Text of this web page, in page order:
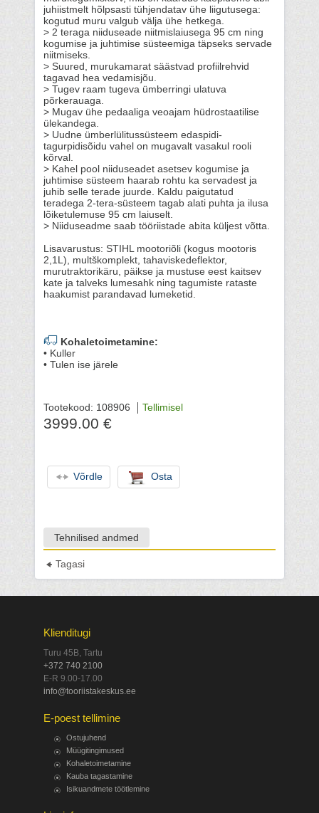
juhiistmelt hõlpsasti tühjendatav ühe liigutusega:
kogutud muru valgub välja ühe hetkega.
> 2 teraga niiduseade niitmislaiusega 95 cm ning
kogumise ja juhtimise süsteemiga täpseks servade
niitmiseks.
> Suured, murukamarat säästvad profiilrehvid
tagavad hea vedamisjõu.
> Tugev raam tugeva ümberringi ulatuva
põrkerauaga.
> Mugav ühe pedaaliga veoajam hüdrostaatilise
ülekandega.
> Uudne ümberlülitussüsteem edaspidi-
tagurpidisõidu vahel on mugavalt vasakul rooli
kõrval.
> Kahel pool niiduseadet asetsev kogumise ja
juhtimise süsteem haarab rohtu ka servadest ja
juhib selle terade juurde. Kaldu paigutatud
teradega 2-tera-süsteem tagab alati puhta ja ilusa
lõiketulemuse 95 cm laiuselt.
> Niiduseadme saab tööriistade abita küljest võtta.
Lisavarustus: STIHL mootoriõli (kogus mootoris
2,1L), multškomplekt, tahaviskedeflektor,
murutraktorikäru, päikse ja mustuse eest kaitsev
kate ja talveks lumesahk ning tagumiste rataste
haakumist parandavad lumeketid.
Kohaletoimetamine:
• Kuller
• Tulen ise järele
Tootekood: 108906 Tellimisel
3999.00 €
Võrdle Osta
Tehnilised andmed
Tagasi
Klienditugi
Turu 45B, Tartu
+372 740 2100
E-R 9.00-17.00
info@tooriistakeskus.ee
E-poest tellimine
Ostujuhend
Müügitingimused
Kohaletoimetamine
Kauba tagastamine
Isikuandmete töötlemine